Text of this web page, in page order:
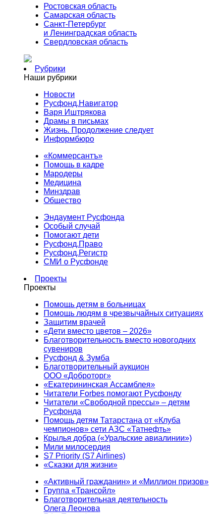
Ростовская область
Самарская область
Санкт-Петербург
и Ленинградская область
Свердловская область
Рубрики
Наши рубрики
Новости
Русфонд.Навигатор
Варя Иштрякова
Драмы в письмах
Жизнь. Продолжение следует
Информбюро
«Коммерсантъ»
Помощь в кадре
Мародеры
Медицина
Минздрав
Общество
Эндаумент Русфонда
Особый случай
Помогают дети
Русфонд.Право
Русфонд.Регистр
СМИ о Русфонде
Проекты
Проекты
Помощь детям в больницах
Помощь людям в чрезвычайных ситуациях
Защитим врачей
«Дети вместо цветов – 2026»
Благотворительность вместо новогодних
сувениров
Русфонд & Зумба
Благотворительный аукцион
ООО «Доброторг»
«Екатерининская Ассамблея»
Читатели Forbes помогают Русфонду
Читатели «Свободной прессы» – детям
Русфонда
Помощь детям Татарстана от «Клуба
чемпионов» сети АЗС «Татнефть»
Крылья добра («Уральские авиалинии»)
Мили милосердия
S7 Priority (S7 Airlines)
«Сказки для жизни»
«Активный гражданин» и «Миллион призов»
Группа «Трансойл»
Благотворительная деятельность
Олега Леонова